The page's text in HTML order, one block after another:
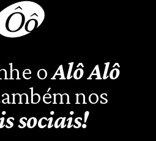
oAlô Alô
nos
sociais!